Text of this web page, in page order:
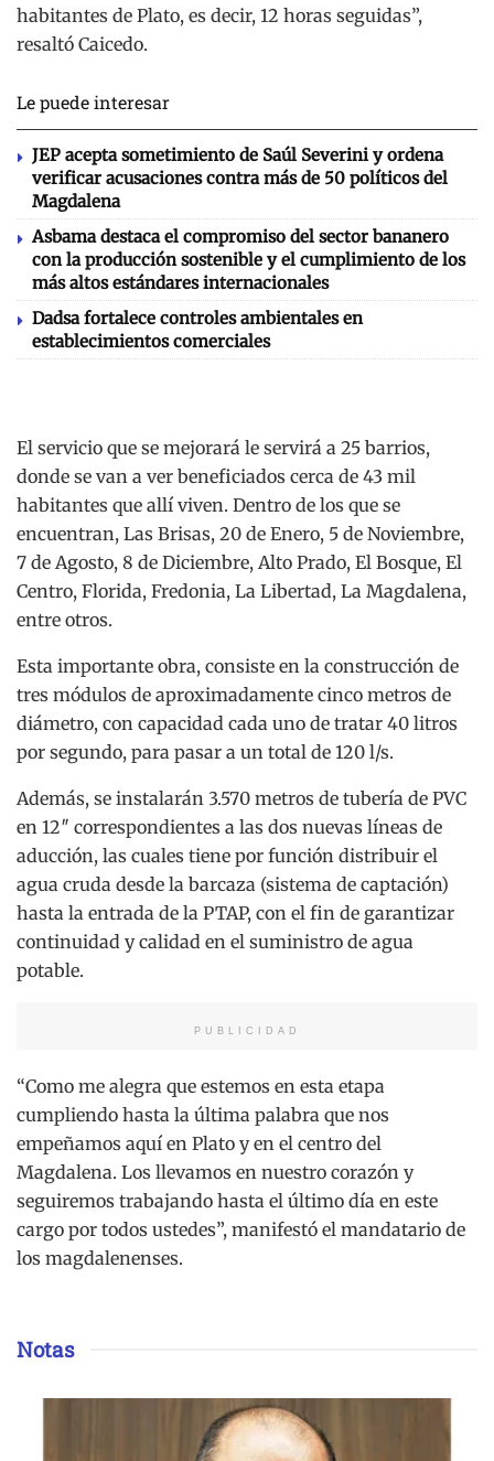
habitantes de Plato, es decir, 12 horas seguidas”,
resaltó Caicedo.
Le puede interesar
JEP acepta sometimiento de Saúl Severini y ordena
verificar acusaciones contra más de 50 políticos del
Magdalena
Asbama destaca el compromiso del sector bananero
con la producción sostenible y el cumplimiento de los
más altos estándares internacionales
Dadsa fortalece controles ambientales en
establecimientos comerciales
El servicio que se mejorará le servirá a 25 barrios,
donde se van a ver beneficiados cerca de 43 mil
habitantes que allí viven. Dentro de los que se
encuentran, Las Brisas, 20 de Enero, 5 de Noviembre,
7 de Agosto, 8 de Diciembre, Alto Prado, El Bosque, El
Centro, Florida, Fredonia, La Libertad, La Magdalena,
entre otros.
Esta importante obra, consiste en la construcción de
tres módulos de aproximadamente cinco metros de
diámetro, con capacidad cada uno de tratar 40 litros
por segundo, para pasar a un total de 120 l/s.
Además, se instalarán 3.570 metros de tubería de PVC
en 12″ correspondientes a las dos nuevas líneas de
aducción, las cuales tiene por función distribuir el
agua cruda desde la barcaza (sistema de captación)
hasta la entrada de la PTAP, con el fin de garantizar
continuidad y calidad en el suministro de agua
potable.
PUBLICIDAD
“Como me alegra que estemos en esta etapa
cumpliendo hasta la última palabra que nos
empeñamos aquí en Plato y en el centro del
Magdalena. Los llevamos en nuestro corazón y
seguiremos trabajando hasta el último día en este
cargo por todos ustedes”, manifestó el mandatario de
los magdalenenses.
Notas